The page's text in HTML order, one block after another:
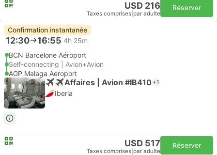
USD 216
Taxes comprises par adulte
Réserver
Confirmation instantanée
12:30 16:55 4h 25m
BCN Barcelone Aéroport
Self-connecting | Avion+Avion
AGP Malaga Aéroport
Affaires | Avion #IB410 +1
Iberia
USD 517
Taxes comprises par adulte
Réserver